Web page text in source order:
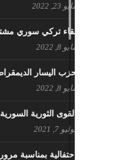
مايو 23, 2022
لقاء تركي سوري
مايو 8, 2022
حزب اليسار
مايو 8, 2022
القوى الثورية
يوليو 7, 2021